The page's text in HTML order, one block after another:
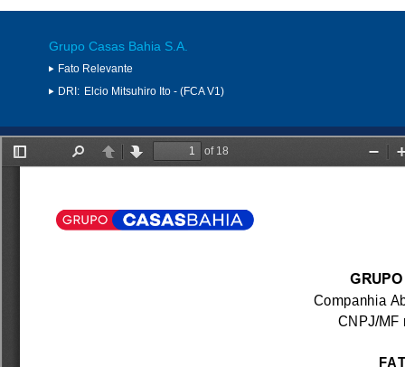
Grupo Casas Bahia S.A.
Fato Relevante
DRI: Elcio Mitsuhiro Ito - (FCA V1)